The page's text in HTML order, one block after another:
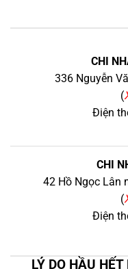
CHI
336 Nguyễn
(
Điện
CHI
42 Hồ Ngọc Lân
(
Điện
LÝ DO HẦU